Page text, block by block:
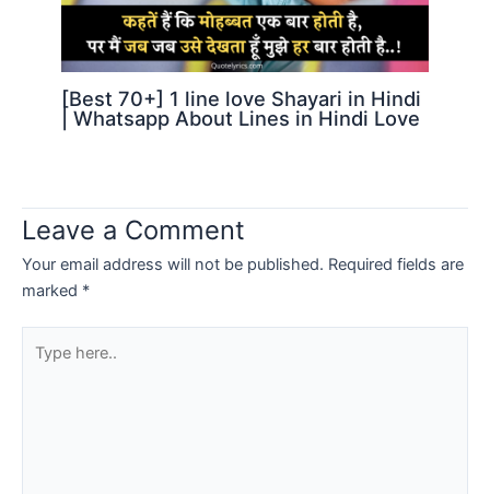
[Best 70+] 1 line love Shayari in Hindi
| Whatsapp About Lines in Hindi Love
Leave a Comment
Your email address will not be published. Required fields are
marked *
here..